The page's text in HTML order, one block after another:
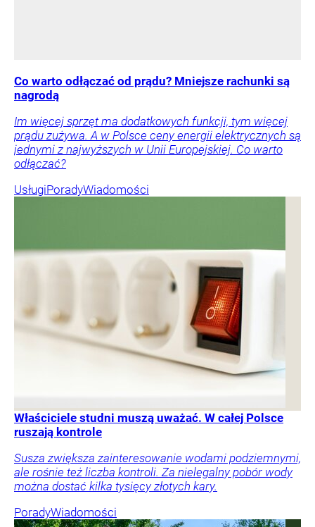
Co warto odłączać od prądu? Mniejsze rachunki są
nagrodą
Im więcej sprzęt ma dodatkowych funkcji, tym więcej
prądu zużywa. A w Polsce ceny energii elektrycznych są
jednymi z najwyższych w Unii Europejskiej. Co warto
odłączać?
UsługiPoradyWiadomości
Właściciele studni muszą uważać. W całej Polsce
ruszają kontrole
Susza zwiększa zainteresowanie wodami podziemnymi,
ale rośnie też liczba kontroli. Za nielegalny pobór wody
można dostać kilka tysięcy złotych kary.
PoradyWiadomości